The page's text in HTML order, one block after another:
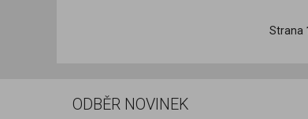
Strana
ODBĚR NOVINEK